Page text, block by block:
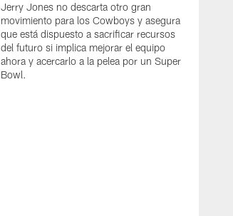
Jerry Jones no descarta otro gran
movimiento para los Cowboys y asegura
que está dispuesto a sacrificar recursos
del futuro si implica mejorar el equipo
ahora y acercarlo a la pelea por un Super
Bowl.